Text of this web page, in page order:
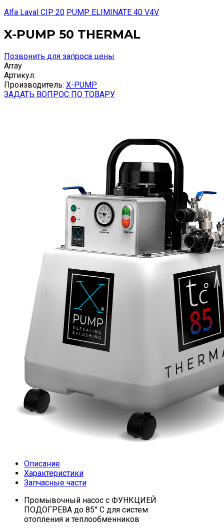
Alfa Laval CIP 20 PUMP ELIMINATE 40 V4V
X-PUMP 50 THERMAL
Позвонить для запроса цены
Array
Артикул:
Производитель: X-PUMP
ЗАДАТЬ ВОПРОС ПО ТОВАРУ
Описание
Характеристики
Запчасные части
Промывочный насос c ФУНКЦИЕЙ
ПОДОГРЕВА до 85° С для систем
отопления и теплообменников